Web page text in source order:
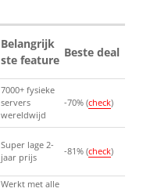
Belangrijk
ste feature
Beste deal
7000+ fysieke
servers
wereldwijd
-70% (check)
Super lage 2-
jaar prijs
-81% (check)
Werkt met alle